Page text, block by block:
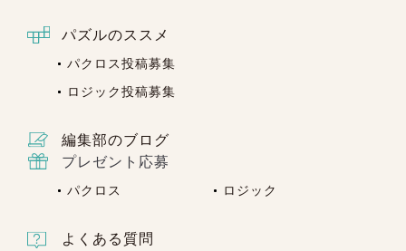
下記のような設定をされている方は、当サイ
トからのメールを受信できない場合がござい
ます。
ご利用前に、あらかじめご自身のPC・
携帯電話およびスマートフォンのメール設定
URL付きメール規制の設定がされている
る
「sendonly@epsilon.jp」のアドレス指定受
パズルのススメ
パクロス投稿募集
ロジック投稿募集
編集部のブログ
プレゼント応募
パクロス ロジック
よくある質問